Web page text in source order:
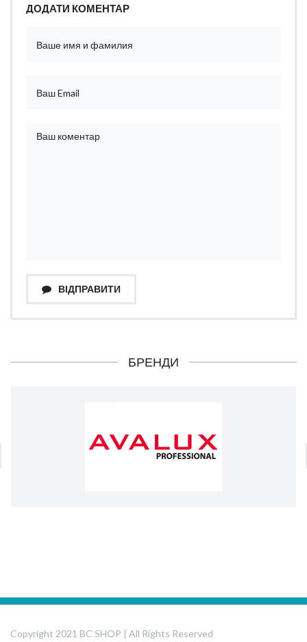
ДОДАТИ КОМЕНТАР
ВІДПРАВИТИ
БРЕНДИ
Copyright 2021 BC SHOP | All Rights Reserved